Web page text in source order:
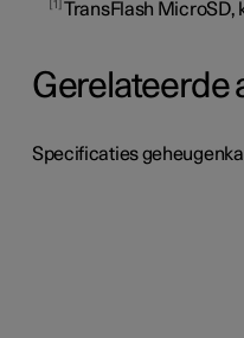
1 TransFlash MicroSD,
Gerelateerde
Specificaties